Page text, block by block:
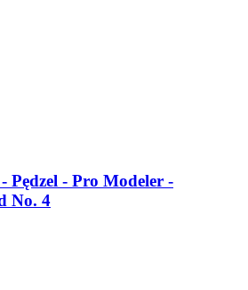
Pędzel - Pro Modeler -
No. 4